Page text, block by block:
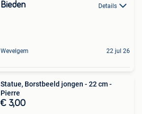
Bieden Details
Wevelgem 22 jul 26
Statue, Borstbeeld jongen - 22 cm -
Pierre
€ 3,00